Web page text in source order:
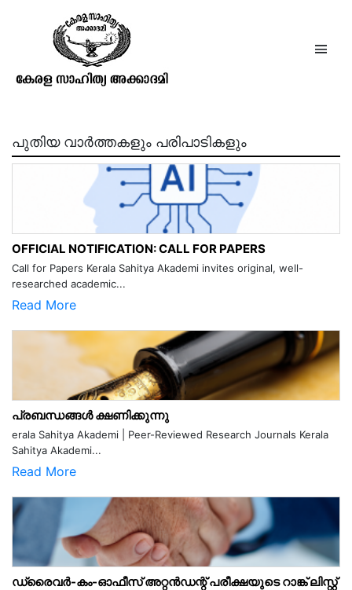
ടി. സി. കല്യാണിയമ്മ
പുതിയ വാർത്തകളും പരിപാടികളും
OFFICIAL NOTIFICATION: CALL FOR PAPERS
Call for Papers Kerala Sahitya Akademi invites original, well-
researched academic...
Read More
പ്രബന്ധങ്ങൾ ക്ഷണിക്കുന്നു
erala Sahitya Akademi | Peer-Reviewed Research Journals Kerala
Sahitya Akademi...
Read More
ഡ്രൈവർ-കം-ഓഫീസ് അറ്റൻഡന്റ് പരീക്ഷയുടെ റാങ്ക് ലിസ്റ്റ്